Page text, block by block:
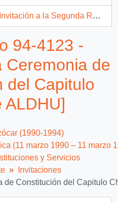
Americana de Seguimiento a los Planes Nacionales de Acción en favor de la Infancia]
94-4123 -
Ceremonia de
del Capitulo
ALDHU]
(1990-1994)
(11 marzo 1990 – 11 marzo
y Servicios
Invitaciones
de Constitución del Capitulo